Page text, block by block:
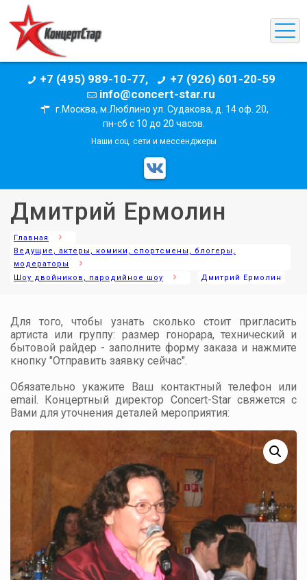
+7 (495) 989-10-77,
+7 (926) 601-20-59
info@concert-star.ru
г.Москва, м.Люблино ул. Судакова, д. 14 оф. 20,
пн-сб с 10 до 20 часов.
Наши соц. сети и мессенджеры
Дмитрий Ермолин
Главная
Ведущие, актеры, комики, спортсмены, блогеры,
модераторы
Шоу двойников, пародийное шоу
Дмитрий Ермолин
Для того, чтобы узнать сколько стоит пригласить
артиста или группу: размер гонорара, технический и
бытовой райдер - заполните форму заказа и нажмите
кнопку "Отправить заявку сейчас".
Обязательно укажите Ваш контактный телефон или
email. Концертный директор Concert-Star свяжется с
Вами для уточнения деталей мероприятия: